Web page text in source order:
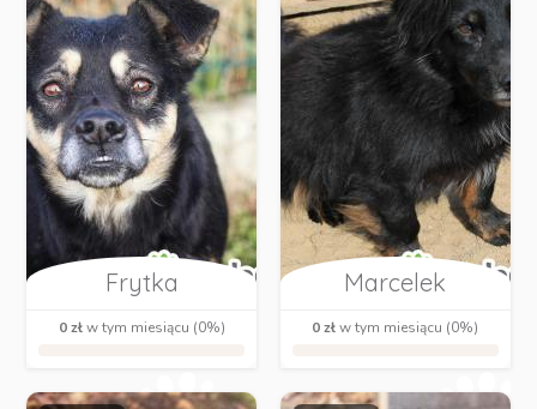
Frytka
0 złw tym miesiącu (0%)
Marcelek
0 złw tym miesiącu (0%)